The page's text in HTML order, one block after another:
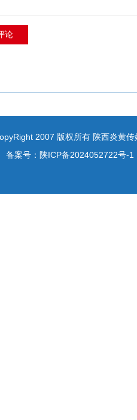
2007 版权所有 陕西炎黄传
备案号： 陕ICP备2024052722号-1